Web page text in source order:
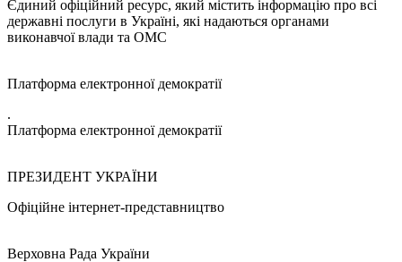
Єдиний офіційний ресурс, який містить інформацію про всі
державні послуги в Україні, які надаються органами
виконавчої влади та ОМС
Платформа електронної демократії
.
Платформа електронної демократії
ПРЕЗИДЕНТ УКРАЇНИ
Офіційне інтернет-представництво
Верховна Рада України